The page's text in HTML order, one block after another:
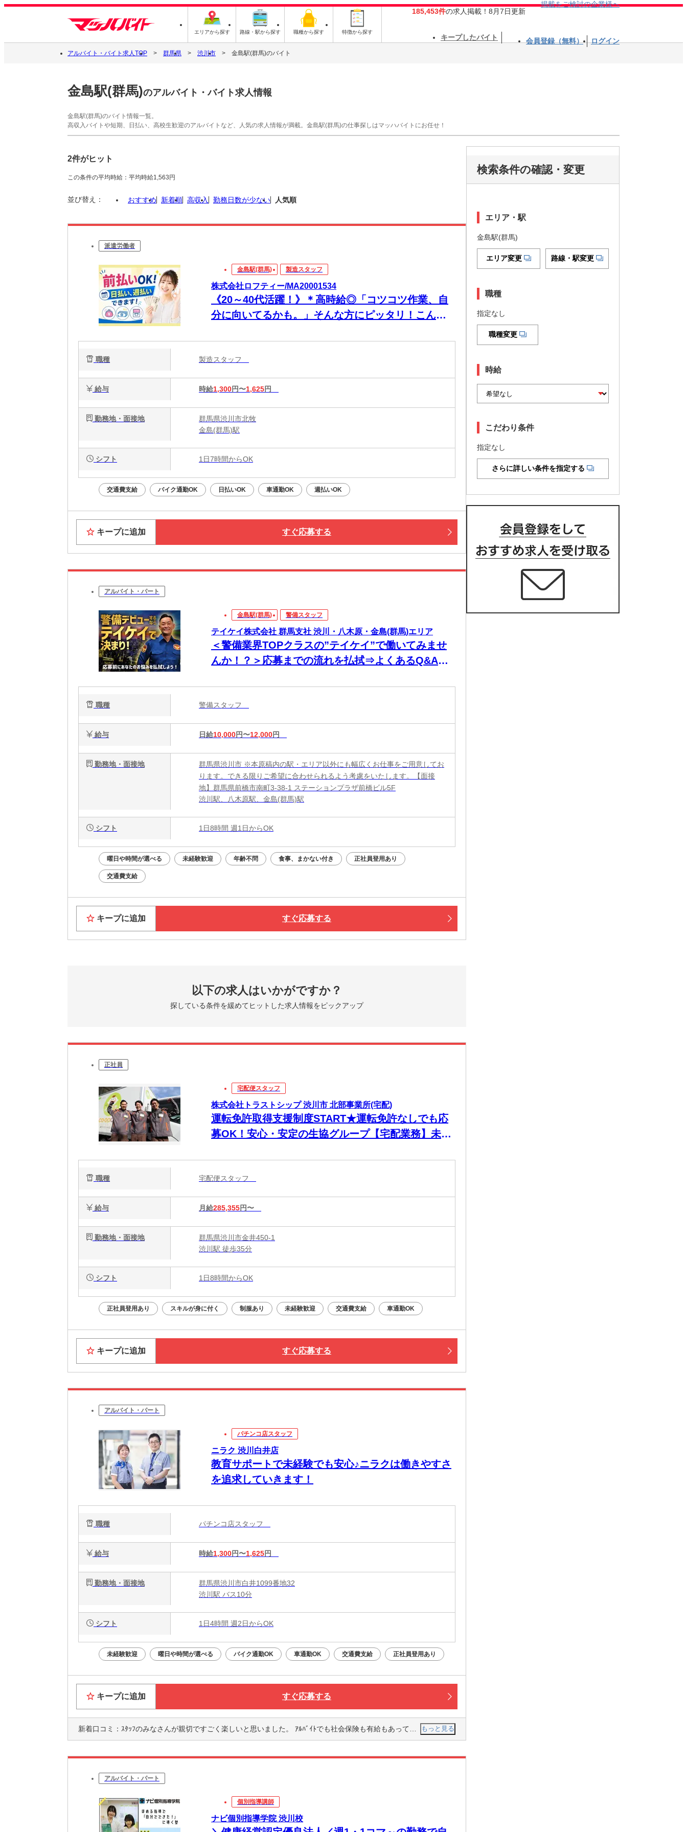
エリアから探す 路線・駅から探す 職種から探す 特徴から探す
185,453件の求人掲載！8月7日更新
掲載をご検討の企業様へ
キープしたバイト 会員登録（無料） ログイン
アルバイト・バイト求人TOP 群馬県 渋川市 金島駅(群馬)のバイト
金島駅(群馬)のアルバイト・バイト求人情報
金島駅(群馬)のバイト情報一覧。
高収入バイトや短期、日払い、高校生歓迎のアルバイトなど、人気の求人情報が満載。金島駅(群馬)の仕事探しはマッハバイトにお任せ！
2件がヒット
この条件の平均時給：平均時給1,563円
並び替え： おすすめ 新着順 高収入 勤務日数が少ない 人気順
派遣労働者
金島駅(群馬) 製造スタッフ
株式会社ロフティー/MA20001534
《20～40代活躍！》＊高時給◎「コツコツ作業、自
分に向いてるかも。」そんな方にピッタリ！こんに
職種 製造スタッフ
給与 時給1,300円〜1,625円
勤務地・面接地
群馬県渋川市北牧
金島(群馬)駅
シフト 1日7時間からOK
交通費支給 バイク通勤OK 日払いOK 車通勤OK 週払いOK
キープに追加 すぐ応募する
アルバイト・パート
金島駅(群馬) 警備スタッフ
テイケイ株式会社 群馬支社 渋川・八木原・金島(群馬)エリア
＜警備業界TOPクラスの”テイケイ”で働いてみませ
んか！？＞応募までの流れを払拭⇒よくあるQ&A大
職種 警備スタッフ
給与 日給10,000円〜12,000円
勤務地・面接地
群馬県渋川市 ※本原稿内の駅・エリア以外にも幅広くお仕事をご用意してお
ります。できる限りご希望に合わせられるよう考慮をいたします。【面接
地】群馬県前橋市南町3-38-1 ステーションプラザ前橋ビル5F
渋川駅、八木原駅、金島(群馬)駅
シフト 1日8時間 週1日からOK
曜日や時間が選べる 未経験歓迎 年齢不問 食事、まかない付き 正社員登用あり
交通費支給
キープに追加 すぐ応募する
以下の求人はいかがですか？
探している条件を緩めてヒットした求人情報をピックアップ
正社員
宅配便スタッフ
株式会社トラストシップ 渋川市 北部事業所(宅配)
運転免許取得支援制度START★運転免許なしでも応
募OK！安心・安定の生協グループ【宅配業務】未経
み
職種 宅配便スタッフ
給与 月給285,355円〜
勤務地・面接地
群馬県渋川市金井450-1
渋川駅 徒歩35分
シフト 1日8時間からOK
正社員登用あり スキルが身に付く 制服あり 未経験歓迎 交通費支給 車通勤OK
キープに追加 すぐ応募する
アルバイト・パート
パチンコ店スタッフ
ニラク 渋川白井店
教育サポートで未経験でも安心♪ニラクは働きやすさ
を追求していきます！
職種 パチンコ店スタッフ
給与 時給1,300円〜1,625円
勤務地・面接地
群馬県渋川市白井1099番地32
渋川駅 バス10分
シフト 1日4時間 週2日からOK
未経験歓迎 曜日や時間が選べる バイク通勤OK 車通勤OK 交通費支給 正社員登用あり
キープに追加 すぐ応募する
新着口コミ： ｽﾀｯﾌのみなさんが親切ですごく楽しいと思いました。 ｱﾙﾊﾞｲﾄでも社会保険も有給もあってぃぃなと思いました。 もっと見る
アルバイト・パート
個別指導講師
ナビ個別指導学院 渋川校
検索条件の確認・変更
エリア・駅
金島駅(群馬)
エリア変更 路線・駅変更
職種
指定なし
職種変更
時給
こだわり条件
指定なし
さらに詳しい条件を指定する